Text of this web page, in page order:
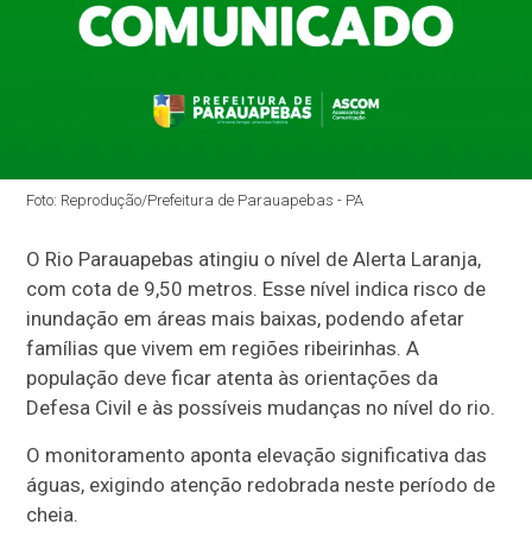
Foto: Reprodução/Prefeitura de Parauapebas - PA
O Rio Parauapebas atingiu o nível de Alerta Laranja,
com cota de 9,50 metros. Esse nível indica risco de
inundação em áreas mais baixas, podendo afetar
famílias que vivem em regiões ribeirinhas. A
população deve ficar atenta às orientações da
Defesa Civil e às possíveis mudanças no nível do rio.
O monitoramento aponta elevação significativa das
águas, exigindo atenção redobrada neste período de
cheia.